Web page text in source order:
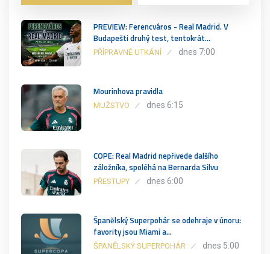
PREVIEW: Ferencváros - Real Madrid. V
Budapešti druhý test, tentokrát…
PŘÍPRAVNÉ UTKÁNÍ dnes 7:00
Mourinhova pravidla
MUŽSTVO dnes 6:15
COPE: Real Madrid nepřivede dalšího
záložníka, spoléhá na Bernarda Silvu
PŘESTUPY dnes 6:00
Španělský Superpohár se odehraje v únoru:
favority jsou Miami a…
ŠPANĚLSKÝ SUPERPOHÁR dnes 5:00